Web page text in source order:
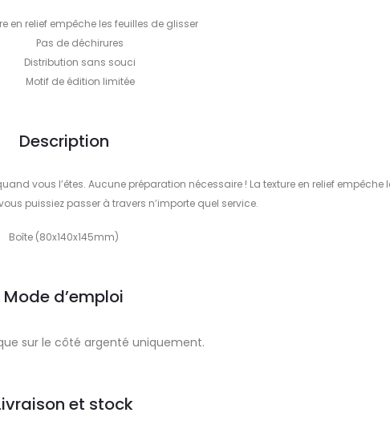
en relief empêche les feuilles de glisser
Pas de déchirures
Distribution sans souci
Motif de édition limitée
Description
vous l’êtes. Aucune préparation nécessaire ! La texture en relief empêche
puissiez passer à travers n’importe quel service.
Boîte (80x140x145mm)
Mode d’emploi
sur le côté argenté uniquement.
et stock